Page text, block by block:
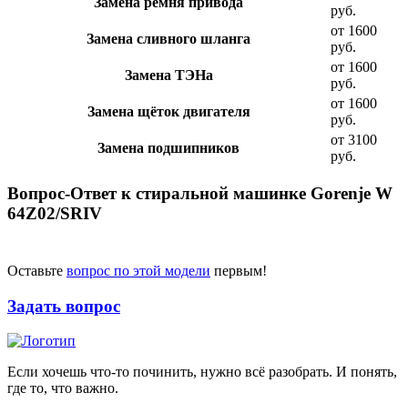
руб.
Замена сливного шланга
от 1600
руб.
Замена ТЭНа
от 1600
руб.
Замена щёток двигателя
от 1600
руб.
Замена подшипников
от 3100
руб.
Вопрос-Ответ к стиральной машинке Gorenje W
64Z02/SRIV
Оставьте вопрос по этой модели первым!
Задать вопрос
Если хочешь что-то починить, нужно всё разобрать. И понять,
где то, что важно.